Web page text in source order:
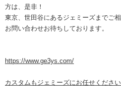
方は、是非！
東京、世田谷にあるジェミーズまでご
お問い合わせお待ちしております。
https://www.ge3ys.com/
カスタムもジェミーズにお任せください